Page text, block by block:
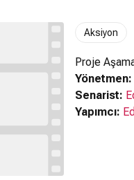
Aksiyon
Proje
Yönetmen:
Senarist:
Yapımcı: